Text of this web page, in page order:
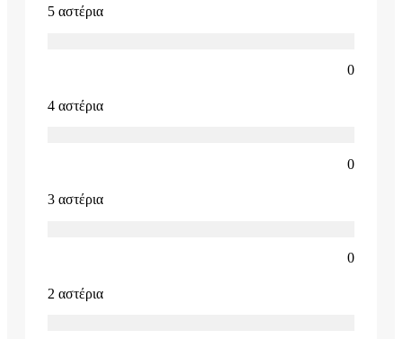
5 αστέρια
0
4 αστέρια
0
3 αστέρια
0
2 αστέρια